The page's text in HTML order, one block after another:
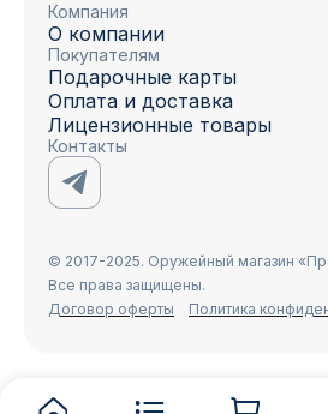
Компания
О компании
Покупателям
Подарочные карты
Оплата и доставка
Лицензионные товары
Контакты
© 2017-2025. Оружейный магазин
Все права защищены.
Договор оферты
Политика